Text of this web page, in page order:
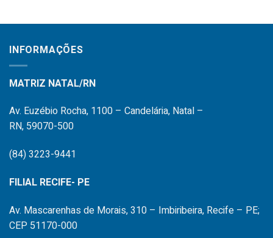
INFORMAÇÕES
MATRIZ NATAL/RN
Av. Euzébio Rocha, 1100 – Candelária, Natal –
RN, 59070-500
(84) 3223-9441
FILIAL RECIFE- PE
Av. Mascarenhas de Morais, 310 – Imbiribeira, Recife – PE;
CEP 51170-000